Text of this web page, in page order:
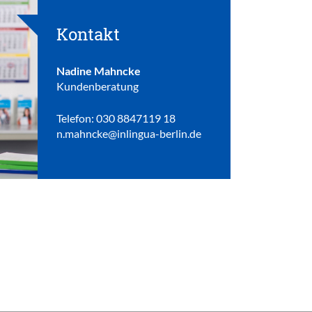
Kontakt
Nadine Mahncke
Kundenberatung
Telefon: 030 8847119 18
n.mahncke@inlingua-berlin.de